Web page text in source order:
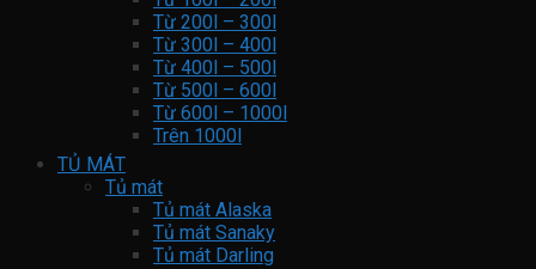
Từ 200l – 300l
Từ 300l – 400l
Từ 400l – 500l
Từ 500l – 600l
Từ 600l – 1000l
Trên 1000l
TỦ MÁT
Tủ mát
Tủ mát Alaska
Tủ mát Sanaky
Tủ mát Darling